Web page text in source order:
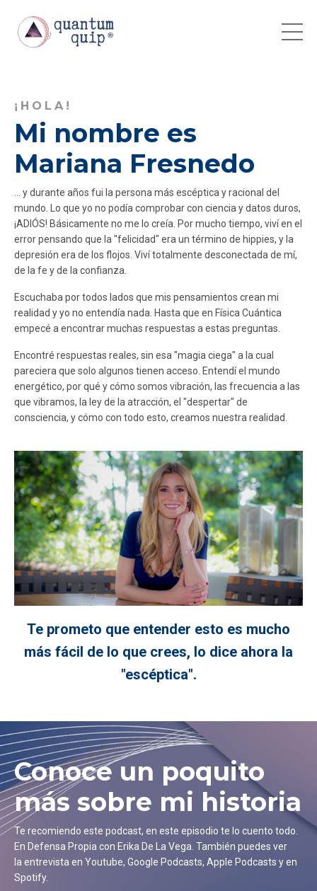
¡HOLA!
Mi nombre es
Mariana Fresnedo
... y durante años fui la persona más escéptica y racional del
mundo. Lo que yo no podía comprobar con ciencia y datos duros,
¡ADIÓS! Básicamente no me lo creía. Por mucho tiempo, viví en el
error pensando que la "felicidad" era un término de hippies, y la
depresión era de los flojos. Viví totalmente desconectada de mí,
de la fe y de la confianza.
Escuchaba por todos lados que mis pensamientos crean mi
realidad y yo no entendía nada. Hasta que en Física Cuántica
empecé a encontrar muchas respuestas a estas preguntas.
Encontré respuestas reales, sin esa "magia ciega" a la cual
pareciera que solo algunos tienen acceso. Entendí el mundo
energético, por qué y cómo somos vibración, las frecuencia a las
que vibramos, la ley de la atracción, el "despertar" de
consciencia, y cómo con todo esto, creamos nuestra realidad.
Te prometo que entender esto es mucho
más fácil de lo que crees, lo dice ahora la
"escéptica".
Conoce un poquito
más sobre mi historia
Te recomiendo este podcast, en este episodio te lo cuento todo.
En Defensa Propia con Erika De La Vega. También puedes ver
la entrevista en Youtube, Google Podcasts, Apple Podcasts y en
Spotify.